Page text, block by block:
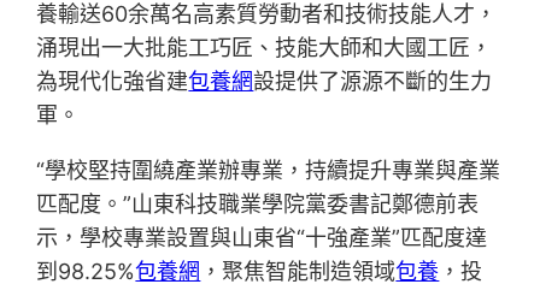
養輸送60余萬名高素質勞動者和技術技能人才，
涌現出一大批能工巧匠、技能大師和大國工匠，
為現代化強省建包養網設提供了源源不斷的生力
軍。
“學校堅持圍繞產業辦專業，持續提升專業與產業
匹配度。”山東科技職業學院黨委書記鄭德前表
示，學校專業設置與山東省“十強產業”匹配度達
到98.25%包養網 ，聚焦智能制造領域包養 ，投